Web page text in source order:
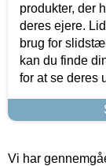
produkter, der
deres ejere.
brug for
kan du finde
for at se deres
Vi har